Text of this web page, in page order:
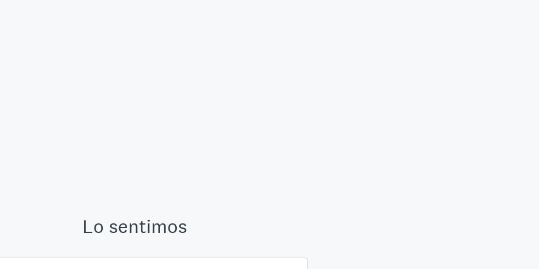
Lo sentimos